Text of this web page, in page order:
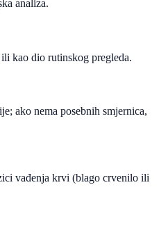
analiza.
kao dio rutinskog pregleda.
ako nema posebnih smjernica,
vađenja krvi (blago crvenilo ili